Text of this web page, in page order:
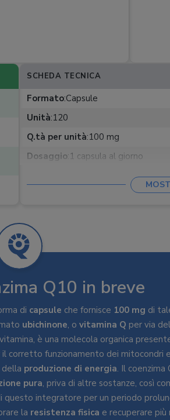
SCHEDA TECNICA
Formato:Capsule
Unità:120
Q.tà per unità:100 mg
Dosaggio: 1 capsula al giorno
Q10 in breve
di capsule che fornisce 100 mg di
ubichinone, o vitamina Q per via
è una molecola organica
corretto funzionamento dei mitocondri
della produzione di energia. Il coenzima
pura, priva di altre sostanze, così
questo integratore per un periodo
la resistenza fisica e recuperare